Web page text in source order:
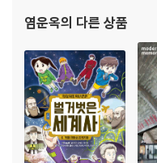
다양성 사회의 미디어와 이
지털 미디어의 작동 방식｜
유용성과 가치 이해하기｜다
Lecture 05
신은 왜 인간에게 혐오를 가르
원에 진학하고 나서 남들은
염운옥의 다른 상품